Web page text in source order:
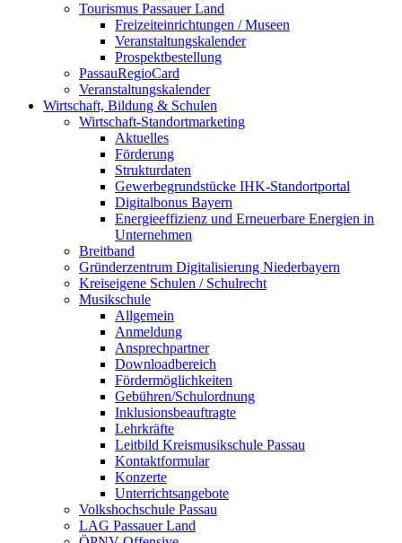
Tourismus Passauer Land
Freizeiteinrichtungen / Museen
Veranstaltungskalender
Prospektbestellung
PassauRegioCard
Veranstaltungskalender
Wirtschaft, Bildung & Schulen
Wirtschaft-Standortmarketing
Aktuelles
Förderung
Strukturdaten
Gewerbegrundstücke IHK-Standortportal
Digitalbonus Bayern
Energieeffizienz und Erneuerbare Energien in
Unternehmen
Breitband
Gründerzentrum Digitalisierung Niederbayern
Kreiseigene Schulen / Schulrecht
Musikschule
Allgemein
Anmeldung
Ansprechpartner
Downloadbereich
Fördermöglichkeiten
Gebühren/Schulordnung
Inklusionsbeauftragte
Lehrkräfte
Leitbild Kreismusikschule Passau
Kontaktformular
Konzerte
Unterrichtsangebote
Volkshochschule Passau
LAG Passauer Land